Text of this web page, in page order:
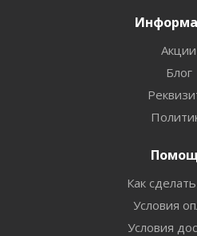
Акции
Блог
Как
Условия
Условия